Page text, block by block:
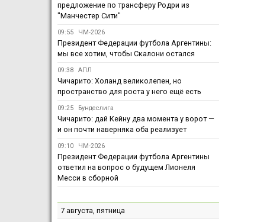
предложение по трансферу Родри из
"Манчестер Сити"
09:55 ЧМ-2026
Президент Федерации футбола Аргентины:
мы все хотим, чтобы Скалони остался
09:38 АПЛ
Чичарито: Холанд великолепен, но
пространство для роста у него ещё есть
09:25 Бундеслига
Чичарито: дай Кейну два момента у ворот —
и он почти наверняка оба реализует
09:10 ЧМ-2026
Президент Федерации футбола Аргентины
ответил на вопрос о будущем Лионеля
Месси в сборной
7 августа, пятница